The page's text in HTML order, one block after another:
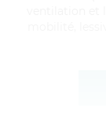
mobilité,